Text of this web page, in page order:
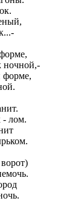
ночной,-
форме,
- лом.